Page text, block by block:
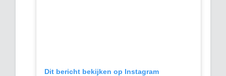
Dit bericht bekijken op Instagram